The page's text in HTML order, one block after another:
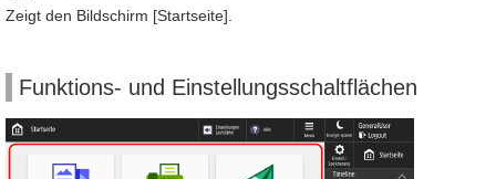
Zeigt den Bildschirm [Startseite].
Funktions- und Einstellungsschaltflächen